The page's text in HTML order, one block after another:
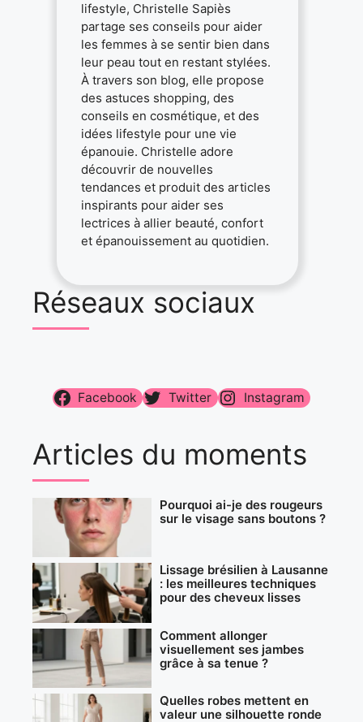
lifestyle, Christelle Sapiès
partage ses conseils pour aider
les femmes à se sentir bien dans
leur peau tout en restant stylées.
À travers son blog, elle propose
des astuces shopping, des
conseils en cosmétique, et des
idées lifestyle pour une vie
épanouie. Christelle adore
découvrir de nouvelles
tendances et produit des articles
inspirants pour aider ses
lectrices à allier beauté, confort
et épanouissement au quotidien.
Réseaux sociaux
Facebook Twitter Instagram
Articles du moments
Pourquoi ai-je des rougeurs
sur le visage sans boutons ?
Lissage brésilien à Lausanne
: les meilleures techniques
pour des cheveux lisses
Comment allonger
visuellement ses jambes
grâce à sa tenue ?
Quelles robes mettent en
valeur une silhouette ronde